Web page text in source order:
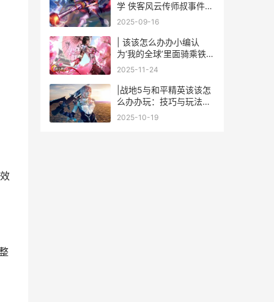
学 侠客风云传师叔事件代
码
2025-09-16
| 该该怎么办办小编认
为‘我的全球’里面骑乘铁傀
儡
2025-11-24
|战地5与和平精英该该怎
么办办玩：技巧与玩法攻
略|
2025-10-19